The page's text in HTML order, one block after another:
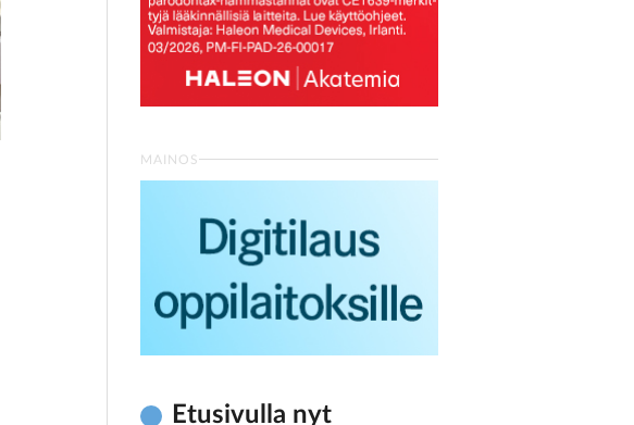
MAINOS
Etusivulla nyt